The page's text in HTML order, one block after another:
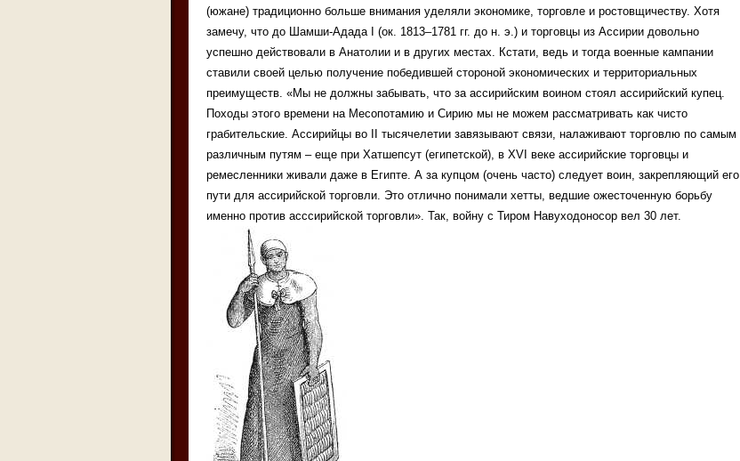
(южане) традиционно больше внимания уделяли экономике, торговле и ростовщичеству. Хотя
замечу, что до Шамши-Адада I (ок. 1813–1781 гг. до н. э.) и торговцы из Ассирии довольно
успешно действовали в Анатолии и в других местах. Кстати, ведь и тогда военные кампании
ставили своей целью получение победившей стороной экономических и территориальных
преимуществ. «Мы не должны забывать, что за ассирийским воином стоял ассирийский купец.
Походы этого времени на Месопотамию и Сирию мы не можем рассматривать как чисто
грабительские. Ассирийцы во II тысячелетии завязывают связи, налаживают торговлю по самым
различным путям – еще при Хатшепсут (египетской), в XVI веке ассирийские торговцы и
ремесленники живали даже в Египте. А за купцом (очень часто) следует воин, закрепляющий его
пути для ассирийской торговли. Это отлично понимали хетты, ведшие ожесточенную борьбу
именно против асссирийской торговли». Так, войну с Тиром Навуходоносор вел 30 лет.